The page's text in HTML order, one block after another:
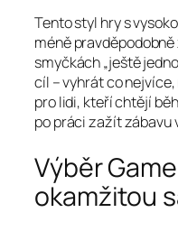
Tento styl hry s
méně
smyčkách „ještě
cíl – vyhrát co
pro lidi, kteří chtějí
po práci zažít zábavu
Výběr
okamžitou